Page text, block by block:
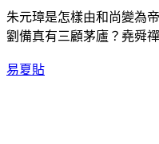
朱元璋是怎樣由和尚變為
劉備真有三顧茅廬？堯舜
易夏貼